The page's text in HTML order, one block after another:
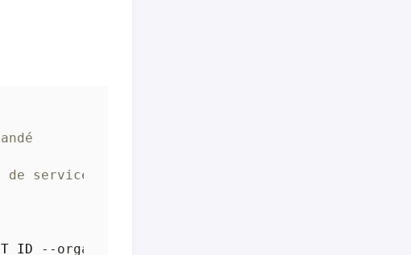
service sélectionnée
--organization https://dev.azure.com/